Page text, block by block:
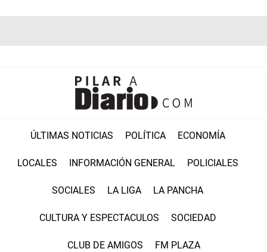
ÚLTIMAS NOTICIAS POLÍTICA ECONOMÍA
LOCALES INFORMACIÓN GENERAL POLICIALES
SOCIALES LA LIGA LA PANCHA
CULTURA Y ESPECTACULOS SOCIEDAD
CLUB DE AMIGOS FM PLAZA